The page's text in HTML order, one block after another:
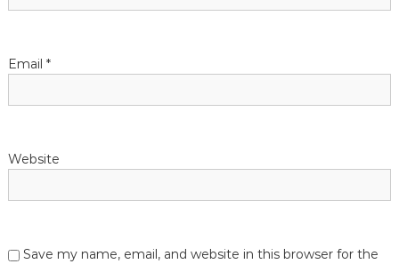
o
n
Email *
Website
Save my name, email, and website in this browser for the